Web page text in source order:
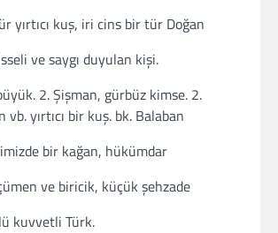
yırtıcı kuş, iri cins bir tür Doğan
ve saygı duyulan kişi.
2. Şişman, gürbüz kimse. 2.
vb. yırtıcı bir kuş. bk. Balaban
bir kağan, hükümdar
ve biricik, küçük şehzade
kuvvetli Türk.